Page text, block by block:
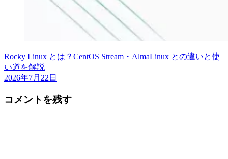
Rocky Linux とは？CentOS Stream・AlmaLinux との違いと使
い道を解説
2026年7月22日
コメントを残す